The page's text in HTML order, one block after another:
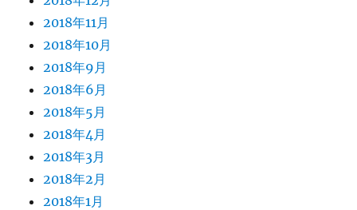
2018年11月
2018年10月
2018年9月
2018年6月
2018年5月
2018年4月
2018年3月
2018年2月
2018年1月